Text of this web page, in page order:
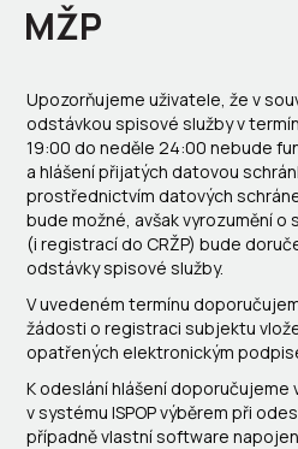
MŽP
Upozorňujeme uživatele, že v
odstávkou spisové služby v
19:00 do neděle 24:00 nebude
a hlášení přijatých datovou
prostřednictvím datových
bude možné, avšak vyrozumění o
(i registrací do CRŽP) bude
odstávky spisové služby.
V uvedeném termínu
žádosti o registraci subjektu
opatřených elektronickým
K odeslání hlášení doporučujeme
v systému ISPOP výběrem při
případně vlastní software